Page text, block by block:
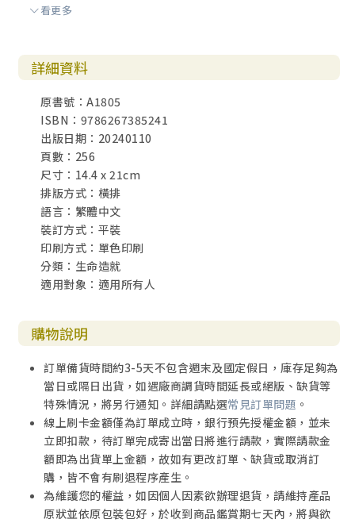
間」和「靈修」不同。安靜時間和靈修通常是一天一次，時
單純與神在一起。
日課的目的，是要讓人能從早到晚，在日常活動中意識到
神。無論對誰來說，這都是很大的挑戰，因為世界龐大的壓
力，以及我們固有的個人意志，都讓人很難持續覺察神的同
在。雖然很難，但絕不是不可能的。
那麼，為什麼這種操練叫作「日課」？「日課」的英文是Dai
ly Office，而office 源自拉丁文opus，意思是「工作」。在
早期教會，「日課」—從早到晚安排固定的時間禱告—永遠是
最重要的「神的工作」，沒有什麼比這件事更重要了。
這種固定時間禱告的操練，在初代教會之前就已經存在許
久。三千多年前，大衛王一天會禱告七次（詩一一九164）。
的猶太人會在早上、中午和晚上禱告。這種固定時間的禱告
非常實用，是以色列人偉大的屬靈和文化資產，幫助他們時
每天固定的時間禱告（徒三1，十2∼23）。
約莫在主後五二五年，聖本篤（St. Benedict）修士將這些
禱告整合出一個清楚的結構，分成八個日課（包含神職人員
半夜的那一次）。禱告為一整天的生活勾勒出清楚的架構，
其他活動都圍繞著這個架構運轉。聖本篤寫道：「到了神聖
日課的時間，一聽到通知的聲音，修士就會立刻放下手邊的
工作，以最快的速度趕過去。沒錯，這就是他們最喜歡的
『神的工作』（日課）。」
看更多
詳細資料
原書號：A1805
ISBN：9786267385241
出版日期：20240110
頁數：256
尺寸：14.4 x 21cm
排版方式：橫排
語言：繁體中文
裝訂方式：平裝
印刷方式：單色印刷
分類：生命造就
適用對象：適用所有人
購物說明
訂單備貨時間約3-5天不包含週末及國定假日，庫存足夠為
當日或隔日出貨，如遇廠商調貨時間延長或絕版、缺貨等
特殊情況，將另行通知。詳細請點選常見訂單問題 。
線上刷卡金額僅為訂單成立時，銀行預先授權金額，並未
立即扣款，待訂單完成寄出當日將進行請款，實際請款金
額即為出貨單上金額，故如有更改訂單、缺貨或取消訂
購，皆不會有刷退程序產生。
為維護您的權益，如因個人因素欲辦理退貨，請維持產品
原狀並依原包裝包好，於收到商品鑑賞期七天內，將與欲